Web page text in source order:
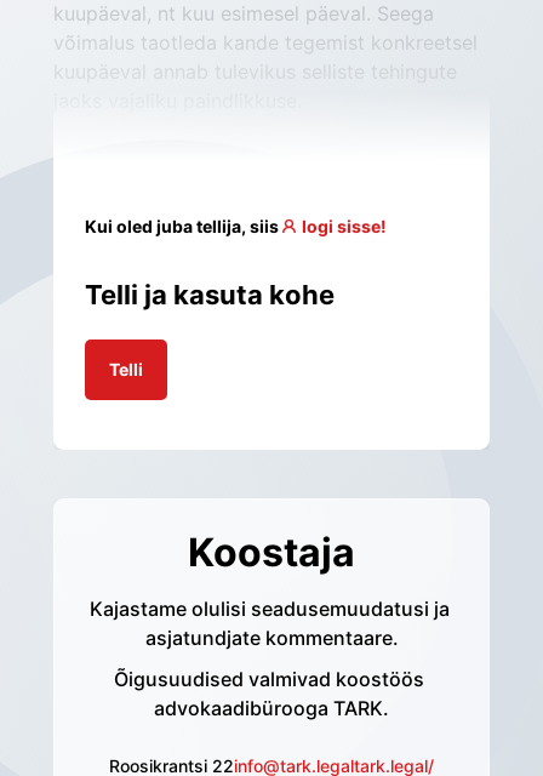
kuupäeval, nt kuu esimesel päeval. Seega
võimalus taotleda kande tegemist konkreetsel
Kui oled juba tellija, siis logi sisse!
Telli ja kasuta kohe
Telli
Koostaja
Kajastame olulisi seadusemuudatusi ja
asjatundjate kommentaare.
Õigusuudised valmivad koostöös
advokaadibürooga TARK.
Roosikrantsi 22info@tark.legaltark.legal/